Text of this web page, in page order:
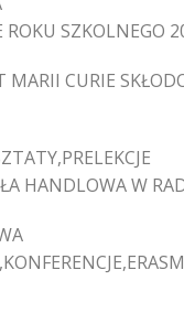
ROKU SZKOLNEGO
MARII CURIE
HANDLOWA W